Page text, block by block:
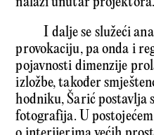
I dalje se služeći
provokaciju, pa onda i
pojavnosti dimenzije
izložbe, također
hodniku, Šarić postavlja
fotografija. U